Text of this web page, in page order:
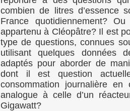
combien de litres d’essence
France quotidiennement?
appartenu à Cléopâtre? Il est
type de questions, connues
utilisant quelques données
adaptés pour aborder de
dont il est question
consommation journalière en
analogue à celle d’un
Gigawatt?